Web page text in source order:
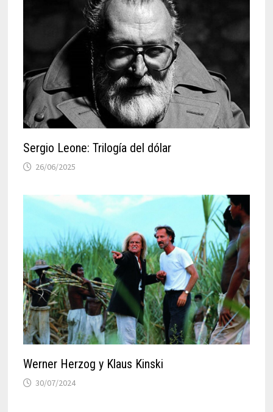
Sergio Leone: Trilogía del dólar
26/06/2025
Werner Herzog y Klaus Kinski
30/07/2024